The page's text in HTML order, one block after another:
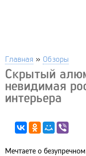
Главная » Обзоры
Скрытый
невидимая
интерьера
Мечтаете о